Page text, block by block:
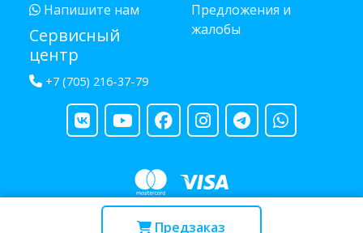
Предзаказ
Напишите нам
Сервисный
центр
+7 (705) 216-37-79
Предложения и
жалобы
Copyright © 2013 - 2026 RUBA - разработано